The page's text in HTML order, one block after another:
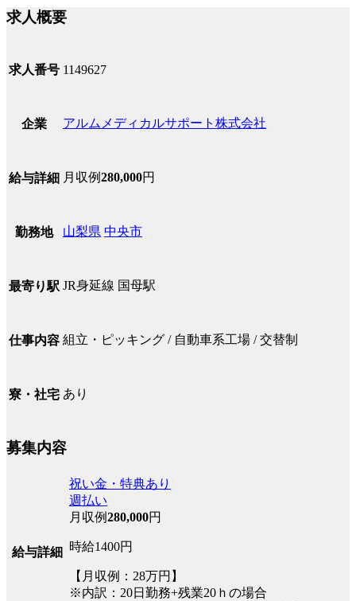
求人概要
求人番号 1149627
企業 アルムメディカルサポート株式会社
給与詳細 月収例280,000円
勤務地 山梨県 中央市
最寄り駅 JR身延線 国母駅
仕事内容 組立・ピッキング / 自動車系工場 / 交替制
寮・社宅 あり
募集内容
給与詳細
祝い金・特典あり
週払い
月収例280,000円
時給1400円
【月収例：28万円】
※内訳：20日勤務+残業20ｈの場合